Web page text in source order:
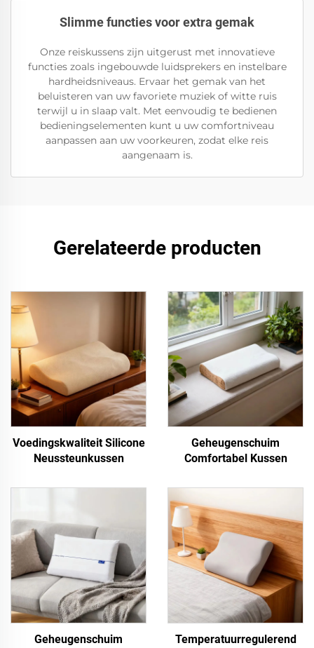
Slimme functies voor extra gemak
Onze reiskussens zijn uitgerust met innovatieve
functies zoals ingebouwde luidsprekers en instelbare
hardheidsniveaus. Ervaar het gemak van het
beluisteren van uw favoriete muziek of witte ruis
terwijl u in slaap valt. Met eenvoudig te bedienen
bedieningselementen kunt u uw comfortniveau
aanpassen aan uw voorkeuren, zodat elke reis
aangenaam is.
Gerelateerde producten
Voedingskwaliteit Silicone
Neussteunkussen
Geheugenschuim
Comfortabel Kussen
Geheugenschuim Temperatuurregulerend